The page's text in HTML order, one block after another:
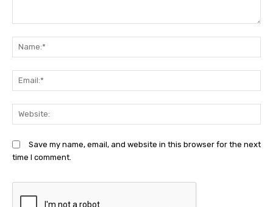
Save my name, email, and website in this browser for the next
time I comment.